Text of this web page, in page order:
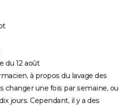
du 12 août
à propos du lavage des
changer une fois par semaine, ou
jours. Cependant, il y a des